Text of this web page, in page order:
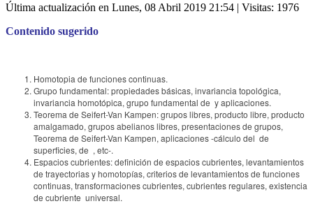
Última actualización en Lunes, 08 Abril 2019 21:54 | Visitas: 1976
Contenido sugerido
Homotopia de funciones continuas.
Grupo fundamental: propiedades básicas, invariancia topológica,
invariancia homotópica, grupo fundamental de y aplicaciones.
Teorema de Seifert-Van Kampen: grupos libres, producto libre, producto
amalgamado, grupos abelianos libres, presentaciones de grupos,
Teorema de Seifert-Van Kampen, aplicaciones -cálculo del de
superficies, de , etc-.
Espacios cubrientes: definición de espacios cubrientes, levantamientos
de trayectorias y homotopías, criterios de levantamientos de funciones
continuas, transformaciones cubrientes, cubrientes regulares, existencia
de cubriente universal.